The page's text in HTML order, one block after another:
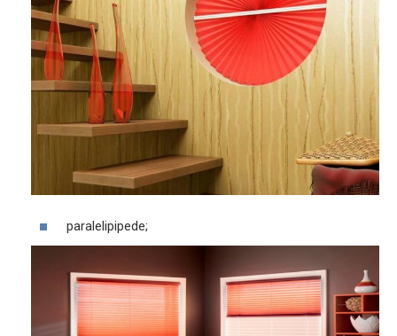
paralelipipede;